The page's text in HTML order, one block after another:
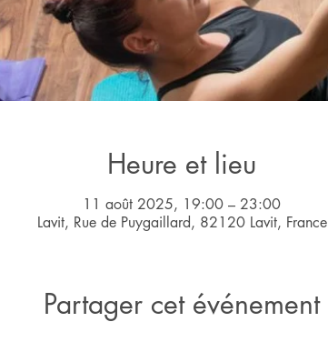
Heure et lieu
11 août 2025, 19:00 – 23:00
Lavit, Rue de Puygaillard, 82120 Lavit, France
Partager cet événement